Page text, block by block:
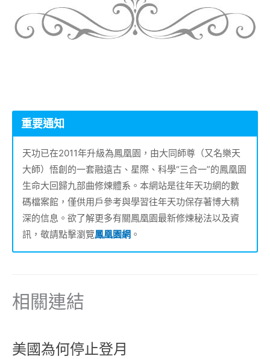
重要通知
天功已在2011年升級為鳳凰園，由大同師尊（又名樂天
大師）悟創的一套融遠古、星際、科學“三合一”的鳳凰園
生命大回歸九部曲修煉體系。本網站是往年天功網的數
碼檔案館，僅供用戶參考與學習往年天功保存著博大精
深的信息。欲了解更多有關鳳凰園最新修煉秘法以及資
訊，敬請點擊瀏覽鳳凰園網 。
相關連結
美國為何停止登月